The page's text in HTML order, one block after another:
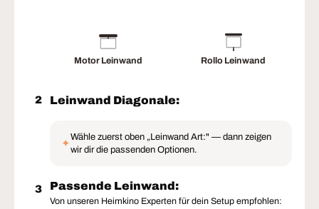
Motor Leinwand Rollo Leinwand
2 Leinwand Diagonale:
✦
Wähle zuerst oben „Leinwand Art:" — dann zeigen
wir dir die passenden Optionen.
3 Passende Leinwand:
Von unseren Heimkino Experten für dein Setup empfohlen: